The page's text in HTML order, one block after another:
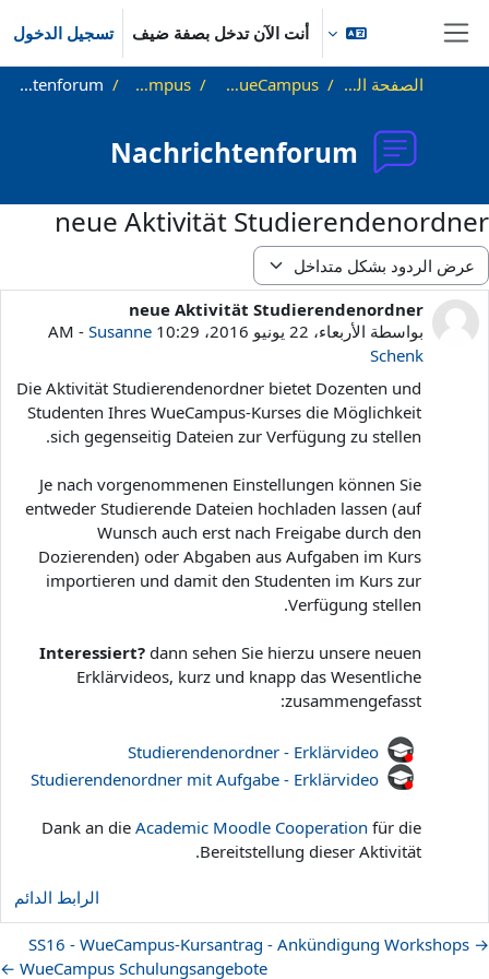
تخطى إلى المحتوى الرئيسي
أنت الآن تدخل بصفة ضيف تسجيل الدخول
الصفحة الرئيسية Was ist WueCampus
WueCampus
Nachrichtenforum
Nachrichtenforum
neue Aktivität Studierendenordner
نمط العرض
neue Aktivität Studierendenordner
بواسطة الأربعاء، 22 يونيو 2016، 10:29 AM -Susanne
Schenk
عدد الردود: 0
Die Aktivität Studierendenordner bietet Dozenten und
Studenten Ihres WueCampus-Kurses die Möglichkeit
sich gegenseitig Dateien zur Verfügung zu stellen.
Je nach vorgenommenen Einstellungen können Sie
entweder Studierende Dateien hochladen lassen (auf
Wunsch auch erst nach Freigabe durch den
Dozierenden) oder Abgaben aus Aufgaben im Kurs
importieren und damit den Studenten im Kurs zur
Verfügung stellen.
Interessiert? dann sehen Sie hierzu unsere neuen
Erklärvideos, kurz und knapp das Wesentliche
zusammengefasst:
Studierendenordner - Erklärvideo
Studierendenordner mit Aufgabe - Erklärvideo
Dank an die Academic Moodle Cooperation für die
Bereitstellung dieser Aktivität.
الرابط الدائم
→ SS16 - WueCampus-Kursantrag - Ankündigung Workshops
WueCampus Schulungsangebote ←